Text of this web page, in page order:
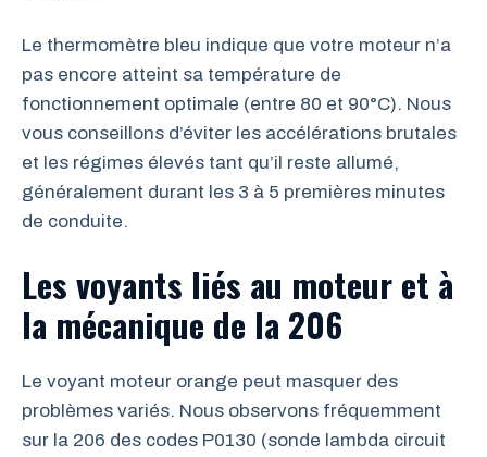
Le thermomètre bleu indique que votre moteur n’a
pas encore atteint sa température de
fonctionnement optimale (entre 80 et 90°C). Nous
vous conseillons d’éviter les accélérations brutales
et les régimes élevés tant qu’il reste allumé,
généralement durant les 3 à 5 premières minutes
de conduite.
Les voyants liés au moteur et à
la mécanique de la 206
Le voyant moteur orange peut masquer des
problèmes variés. Nous observons fréquemment
sur la 206 des codes P0130 (sonde lambda circuit